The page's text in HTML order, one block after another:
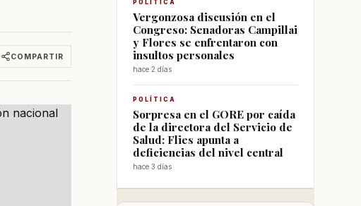
COMPARTIR
POLÍTICA
Vergonzosa discusión en el
Congreso: Senadoras Campillai
y Flores se enfrentaron con
insultos personales
hace 2 días
POLÍTICA
Sorpresa en el GORE por caída
de la directora del Servicio de
Salud: Flies apunta a
deficiencias del nivel central
hace 3 días